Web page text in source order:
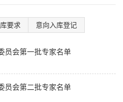
要求 意向入库登记
员会第一批专家名单
员会第二批专家名单